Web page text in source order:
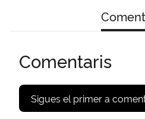
Comentaris
Sigues el primer a